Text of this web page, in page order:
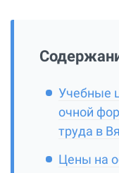
Учебные
очной
труда в
Цены на